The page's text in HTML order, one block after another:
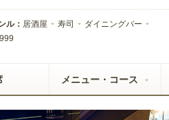
ル： 居酒屋 寿司 ダイニングバー
メニュー・コース